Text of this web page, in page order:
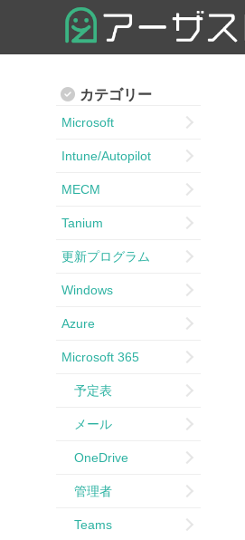
カテゴリー
Microsoft
Intune/Autopilot
MECM
Tanium
更新プログラム
Windows
Azure
Microsoft 365
予定表
メール
OneDrive
管理者
Teams